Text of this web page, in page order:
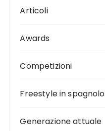
Articoli
Awards
Competizioni
Freestyle in spagnolo
Generazione attuale